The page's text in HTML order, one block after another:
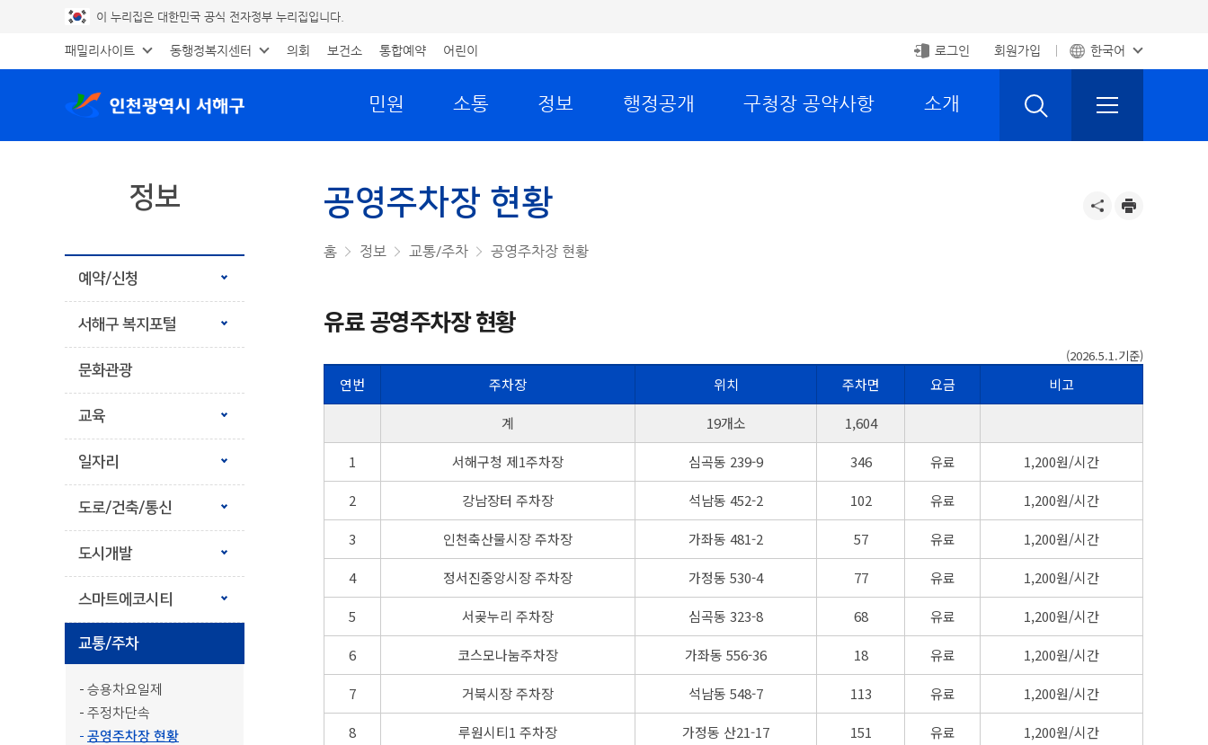
이 누리집은 대한민국 공식 전자정부 누리집입니다.
패밀리사이트 동행정복지센터 의회 보건소 통합예약 어린이 로그인 회원가입 한국어
민원 소통 정보 행정공개 구청장 공약사항 소개
정보
예약/신청
서해구 복지포털
문화관광
교육
일자리
도로/건축/통신
도시개발
스마트에코시티
교통/주차
승용차요일제
주정차단속
공영주차장 현황
공영주차장 현황
홈 정보 교통/주차 공영주차장 현황
유료 공영주차장 현황
(2026.5.1.기준)
연번 주차장 위치 주차면 요금 비고
계 19개소 1,604
1 서해구청 제1주차장 심곡동 239-9 346 유료 1,200원/시간
2 강남장터 주차장 석남동 452-2 102 유료 1,200원/시간
3 인천축산물시장 주차장 가좌동 481-2 57 유료 1,200원/시간
4 정서진중앙시장 주차장 가정동 530-4 77 유료 1,200원/시간
5 서곶누리 주차장 심곡동 323-8 68 유료 1,200원/시간
6 코스모나눔주차장 가좌동 556-36 18 유료 1,200원/시간
7 거북시장 주차장 석남동 548-7 113 유료 1,200원/시간
8 루원시티1 주차장 가정동 산21-17 151 유료 1,200원/시간